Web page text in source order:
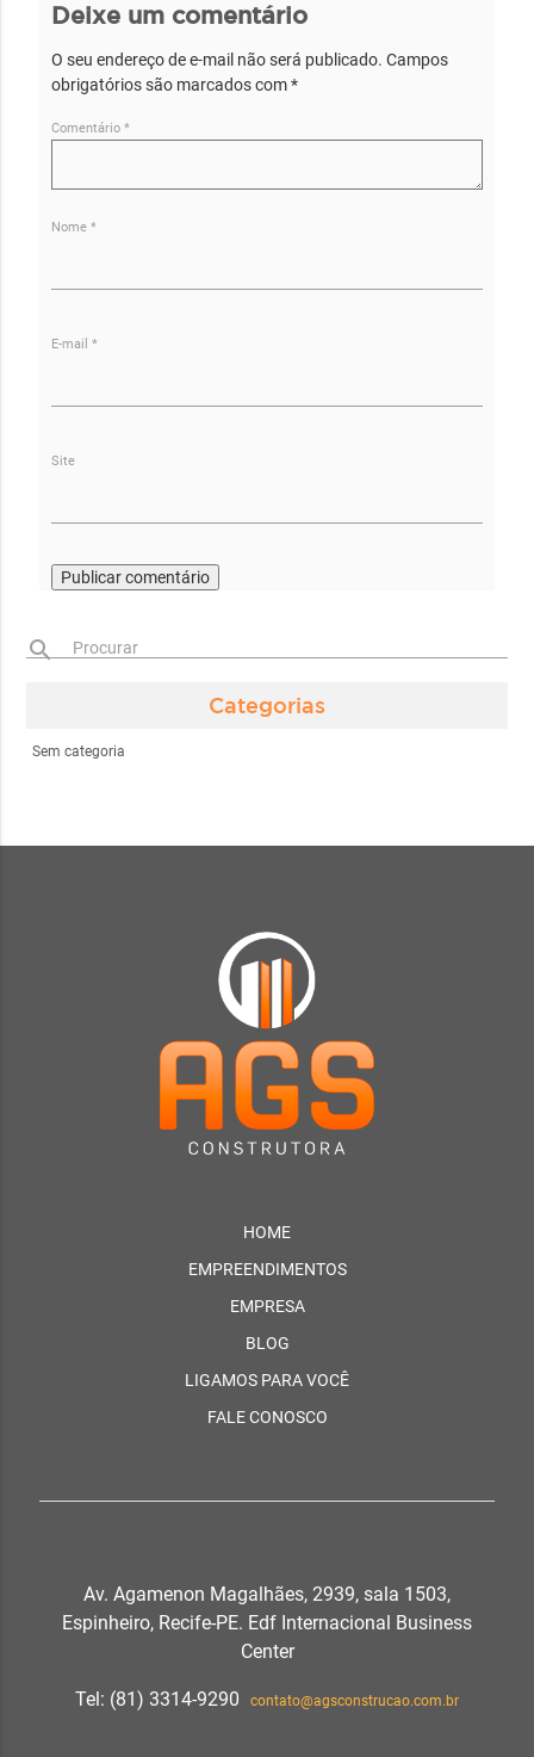
Deixe um comentário
O seu endereço de e-mail não será publicado. Campos
obrigatórios são marcados com*
Comentário*
Nome*
E-mail*
Site
search Procurar
Categorias
Sem categoria
HOME
EMPREENDIMENTOS
EMPRESA
BLOG
LIGAMOS PARA VOCÊ
FALE CONOSCO
Av. Agamenon Magalhães, 2939, sala 1503,
Espinheiro, Recife-PE. Edf Internacional Business
Center
Tel: (81) 3314-9290 contato@agsconstrucao.com.br